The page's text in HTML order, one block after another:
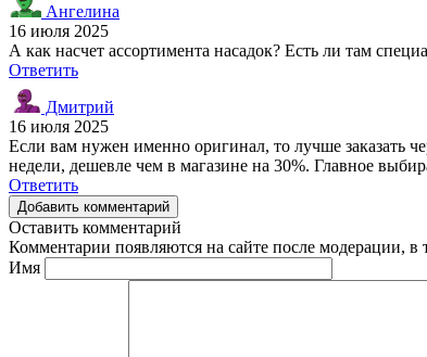
Ангелина
16 июля 2025
А как насчет ассортимента насадок? Есть ли там
Ответить
Дмитрий
16 июля 2025
Если вам нужен именно оригинал, то лучше заказать
недели, дешевле чем в магазине на 30%. Главное
Ответить
Добавить комментарий
Оставить комментарий
Комментарии появляются на сайте после модерации, в
Имя